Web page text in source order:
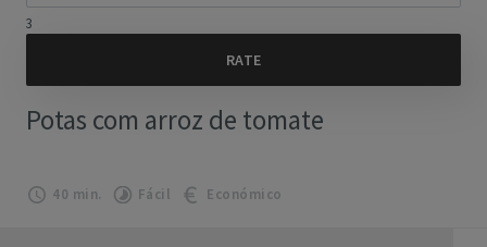
3
Potas com arroz de tomate
40 min. Fácil Económico